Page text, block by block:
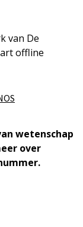
van De
offline
wetenschap
over